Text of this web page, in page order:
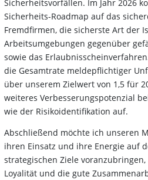
Sicherheitsvorfällen. Im Jahr 2026
Sicherheits-Roadmap auf das
Fremdfirmen, die sicherste Art der
Arbeitsumgebungen gegenüber
sowie das
die Gesamtrate meldepflichtiger
über unserem Zielwert von 1,5 für
weiteres Verbesserungspotenzial
wie der Risikoidentifikation auf.
Abschließend möchte ich unseren
ihren Einsatz und ihre Energie auf
strategischen Ziele
Loyalität und die gute